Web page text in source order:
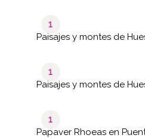
1
Paisajes y montes de
1
Paisajes y montes de
1
Papaver Rhoeas en